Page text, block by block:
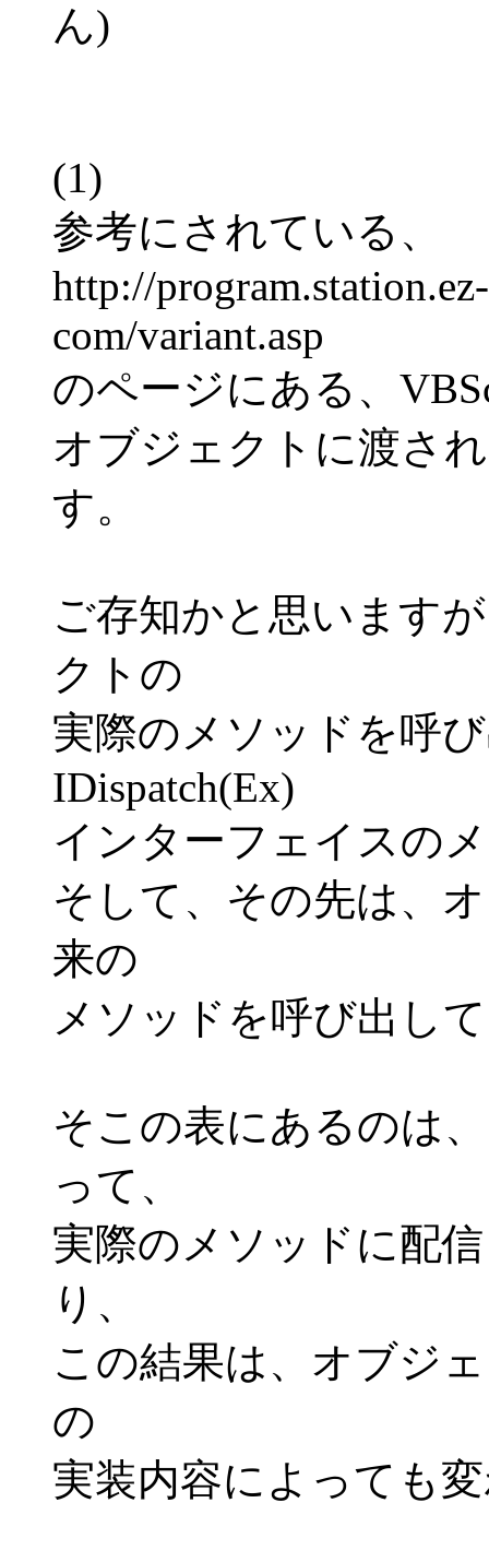
ん)
(1)
参考にされている、
http://
com/variant.asp
のページにある、
オブジェクトに渡さ
す。
ご存知かと思います
クトの
実際のメソッドを呼
IDispatch(Ex)
インターフェイスの
そして、その先は、
来の
メソッドを呼び出し
そこの表にあるのは
って、
実際のメソッドに配
り、
この結果は、オブジ
の
実装内容によっても